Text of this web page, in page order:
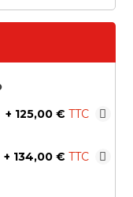
+ 125,00 €
+ 134,00 €